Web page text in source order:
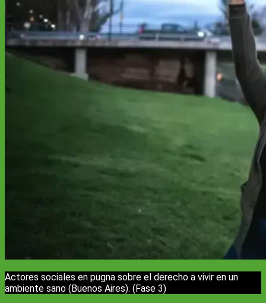
Actores sociales en pugna sobre el derecho a vivir en un
ambiente sano (Buenos Aires). (Fase 3)